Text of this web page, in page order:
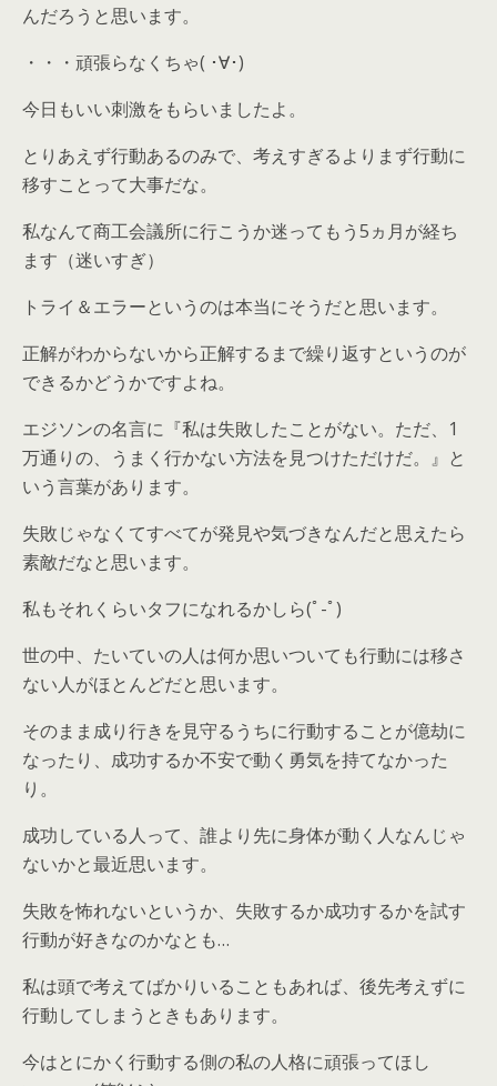
んだろうと思います。
・・・頑張らなくちゃ( ･∀･)
今日もいい刺激をもらいましたよ。
とりあえず行動あるのみで、考えすぎるよりまず行動に
移すことって大事だな。
私なんて商工会議所に行こうか迷ってもう5ヵ月が経ち
ます（迷いすぎ）
トライ＆エラーというのは本当にそうだと思います。
正解がわからないから正解するまで繰り返すというのが
できるかどうかですよね。
エジソンの名言に『私は失敗したことがない。ただ、1
万通りの、うまく行かない方法を見つけただけだ。』と
いう言葉があります。
失敗じゃなくてすべてが発見や気づきなんだと思えたら
素敵だなと思います。
私もそれくらいタフになれるかしら(ﾟ-ﾟ)
世の中、たいていの人は何か思いついても行動には移さ
ない人がほとんどだと思います。
そのまま成り行きを見守るうちに行動することが億劫に
なったり、成功するか不安で動く勇気を持てなかった
り。
成功している人って、誰より先に身体が動く人なんじゃ
ないかと最近思います。
失敗を怖れないというか、失敗するか成功するかを試す
行動が好きなのかなとも…
私は頭で考えてばかりいることもあれば、後先考えずに
行動してしまうときもあります。
今はとにかく行動する側の私の人格に頑張ってほし